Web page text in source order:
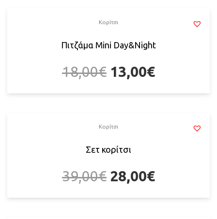
Κορίτσι
Πιτζάμα Mini Day&Night
18,00€ 13,00€
Κορίτσι
Σετ κορίτσι
39,00€ 28,00€